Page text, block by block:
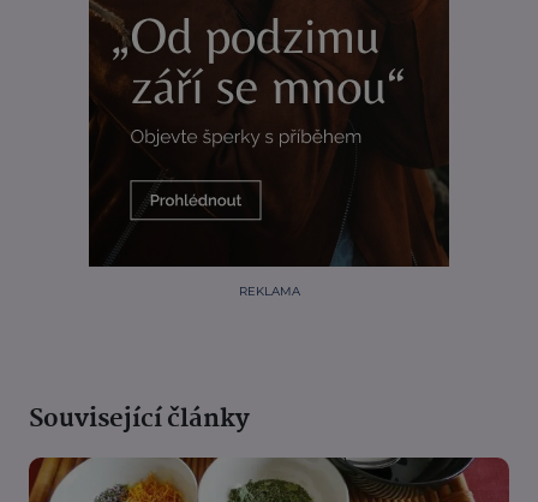
REKLAMA
Související články